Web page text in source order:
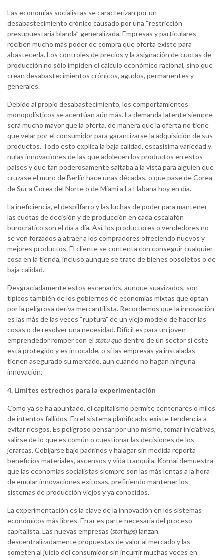
Las economías socialistas se caracterizan por un
desabastecimiento crónico causado por una “restricción
presupuestaria blanda” generalizada. Empresas y particulares
reciben mucho más poder de compra que oferta existe para
abastecerla. Los controles de precios y la asignación de cuotas de
producción no sólo impiden el cálculo económico racional, sino que
crean desabastecimientos crónicos, agudos, permanentes y
generales.
Debido al propio desabastecimiento, los comportamientos
monopolísticos se acentúan aún más. La demanda latente siempre
será mucho mayor que la oferta, de manera que la oferta no tiene
que velar por el consumidor para garantizarse la adquisición de sus
productos. Todo esto explica la baja calidad, escasísima variedad y
nulas innovaciones de las que adolecen los productos en estos
países y que tan poderosamente saltaba a la vista para alguien que
cruzase el muro de Berlín hace unas décadas, o que pase de Corea
de Sur a Corea del Norte o de Miami a La Habana hoy en día.
La ineficiencia, el despilfarro y las luchas de poder para mantener
las cuotas de decisión y de producción en cada escalafón
burocrático son el día a día. Así, los productores o vendedores no
se ven forzados a atraer a los compradores ofreciendo nuevos y
mejores productos. El cliente se contenta con conseguir cualquier
cosa en la tienda, incluso aunque se trate de bienes obsoletos o de
baja calidad.
Desgraciadamente estos escenarios, aunque suavizados, son
típicos también de los gobiernos de economías mixtas que optan
por la peligrosa deriva mercantilista. Recordemos que la innovación
es las más de las veces “ruptura” de un viejo modelo de hacer las
cosas o de resolver una necesidad. Difícil es para un joven
emprendedor romper con el statu quodentro de un sector si éste
está protegido y es intocable, o si las empresas ya instaladas
tienen asegurado su mercado, aun cuando no hagan ninguna
innovación.
4. Límites estrechos para la experimentación
Como ya se ha apuntado, el capitalismo permite centenares o miles
de intentos fallidos. En el sistema planificado, existe tendencia a
evitar riesgos. Es peligroso pensar por uno mismo, tomar iniciativas,
salirse de lo que es común o cuestionar las decisiones de los
jerarcas. Cobijarse bajo padrinos y halagar sin medida reporta
beneficios materiales, ascensos y vida tranquila. Kornai demuestra
que las economías socialistas siempre son las más lentas a la hora
de emular innovaciones exitosas, prefiriendo mantener los
sistemas de producción viejos y ya conocidos.
La experimentación es la clave de la innovación en los sistemas
económicos más libres. Errar es parte necesaria del proceso
capitalista. Las nuevas empresas (startups) lanzan
descentralizadamente propuestas de valor al mercado y las
someten al juicio del consumidor sin incurrir muchas veces en